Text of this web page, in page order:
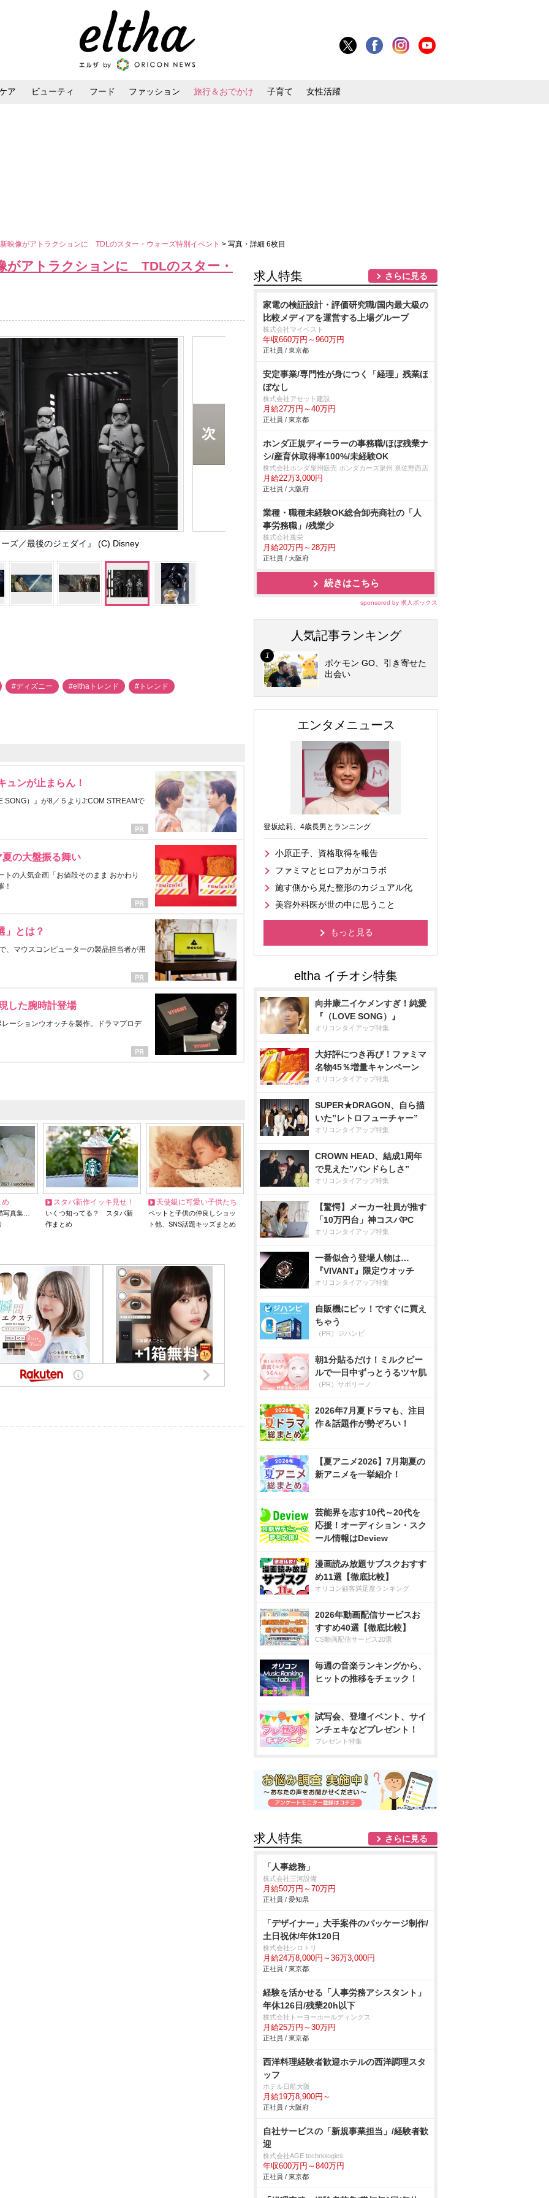
ア ビューティ フード ファッション 旅行＆おでかけ 子育て 女性活躍
映像がアトラクションに TDLのスター・ウォーズ特別イベント > 写真・詳細 6枚目
がアトラクションに TDLのスター・
ズ／最後のジェダイ』 (C) Disney
#ディズニー #elthaトレンド #トレンド
ュンが止まらん！
SONG）』が8／５よりJ:COM STREAMで
の大盤振る舞い
の人気企画「お値段そのまま おかわり
！
」とは？
、マウスコンピューターの製品担当者が用
した腕時計登場
ーションウオッチを製作。ドラマプロデ
め
写真集…
スタバ新作イッキ見せ！
いくつ知ってる？ スタバ新
作まとめ
天使級に可愛い子供たち
ペットと子供の仲良しショッ
ト他、SNS話題キッズまとめ
求人特集 さらに見る
家電の検証設計・評価研究職/国内最大級の
比較メディアを運営する上場グループ
株式会社マイベスト
年収660万円～960万円
正社員 / 東京都
安定事業/専門性が身につく「経理」残業ほ
ぼなし
株式会社アセット建設
月給27万円～40万円
正社員 / 東京都
ホンダ正規ディーラーの事務職/ほぼ残業ナ
シ/産育休取得率100%/未経験OK
株式会社ホンダ泉州販売 ホンダカーズ泉州 泉佐野西店
月給22万3,000円
正社員 / 大阪府
業種・職種未経験OK総合卸売商社の「人
事労務職」/残業少
株式会社萬栄
月給20万円～28万円
正社員 / 大阪府
続きはこちら
sponsored by 求人ボックス
人気記事ランキング
ポケモン GO、引き寄せた
出会い
エンタメニュース
登坂絵莉、4歳長男とランニング
小原正子、資格取得を報告
ファミマとヒロアカがコラボ
施す側から見た整形のカジュアル化
美容外科医が世の中に思うこと
もっと見る
向井康二イケメンすぎ！純愛
『（LOVE SONG）』
オリコンタイアップ特集
大好評につき再び！ファミマ
名物45％増量キャンペーン
オリコンタイアップ特集
SUPER★DRAGON、自ら描
いた”レトロフューチャー”
オリコンタイアップ特集
CROWN HEAD、結成1周年
で見えた”バンドらしさ”
オリコンタイアップ特集
【驚愕】メーカー社員が推す
「10万円台」神コスパPC
オリコンタイアップ特集
一番似合う登場人物は…
『VIVANT』限定ウオッチ
オリコンタイアップ特集
自販機にピッ！ですぐに買え
ちゃう
（PR）ジハンピ
朝1分貼るだけ！ミルクピー
ルで一日中ずっとうるツヤ肌
（PR）サボリーノ
2026年7月夏ドラマも、注目
作＆話題作が勢ぞろい！
【夏アニメ2026】7月期夏の
新アニメを一挙紹介！
芸能界を志す10代～20代を
応援！オーディション・スク
ール情報はDeview
漫画読み放題サブスクおすす
め11選【徹底比較】
オリコン顧客満足度ランキング
2026年動画配信サービスお
すすめ40選【徹底比較】
CS動画配信サービス20選
毎週の音楽ランキングから、
ヒットの推移をチェック！
試写会、登壇イベント、サイ
ンチェキなどプレゼント！
プレゼント特集
求人特集 さらに見る
「人事総務」
株式会社三河設備
月給50万円～70万円
正社員 / 愛知県
「デザイナー」大手案件のパッケージ制作/
土日祝休/年休120日
株式会社シロトリ
月給24万8,000円～36万3,000円
正社員 / 東京都
経験を活かせる「人事労務アシスタント」
年休126日/残業20h以下
株式会社トーヨーホールディングス
月給25万円～30万円
正社員 / 東京都
西洋料理経験者歓迎ホテルの西洋調理スタ
ッフ
ホテル日航大阪
月給19万8,900円～
正社員 / 大阪府
自社サービスの「新規事業担当」/経験者歓
迎
株式会社AGE technologies
年収600万円～840万円
正社員 / 東京都